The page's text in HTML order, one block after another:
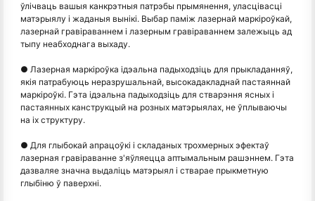
ўлічваць вашыя канкрэтныя патрэбы прымянення, уласцівасці
матэрыялу і жаданыя вынікі. Выбар паміж лазернай маркіроўкай,
лазернай гравіраваннем і лазерным гравіраваннем залежыць ад
тыпу неабходнага выхаду.
● Лазерная маркіроўка ідэальна падыходзіць для прыкладанняў,
якія патрабуюць неразрушальнай, высокадакладнай пастаяннай
маркіроўкі. Гэта ідэальна падыходзіць для стварэння ясных і
пастаянных канструкцый на розных матэрыялах, не ўплываючы
на іх структуру.
● Для глыбокай апрацоўкі і складаных трохмерных эфектаў
лазерная гравіраванне з'яўляецца аптымальным рашэннем. Гэта
дазваляе значна выдаліць матэрыял і стварае прыкметную
глыбіню ў паверхні.